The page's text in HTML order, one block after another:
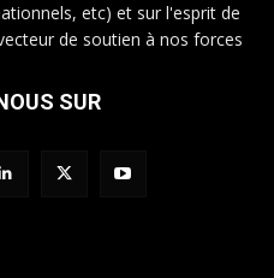
etc) et sur l'esprit de
de soutien à nos forces
SUR